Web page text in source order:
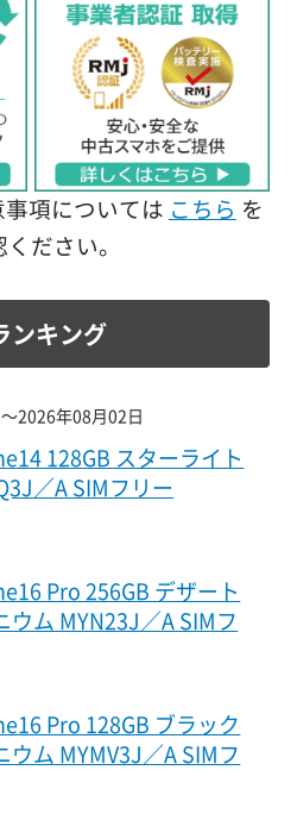
項については こちら を
ださい。
ンキング
2026年08月02日
128GB スターライト
／A SIMフリー
Pro 256GB デザート
ウム MYN23J／A SIMフ
Pro 128GB ブラック
ウム MYMV3J／A SIMフ